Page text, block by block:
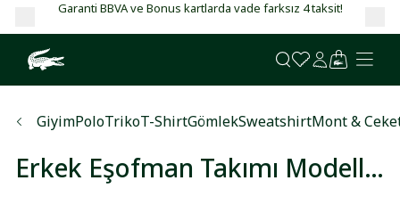
Garanti BBVA ve Bonus kartlarda vade farksız 4 taksit!
GiyimPoloTrikoT-ShirtGömlekSweatshirtMont &
Erkek Eşofman Takımı Modelleri